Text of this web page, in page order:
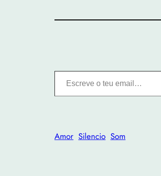
Escreve o teu email…
Amor Silencio Som